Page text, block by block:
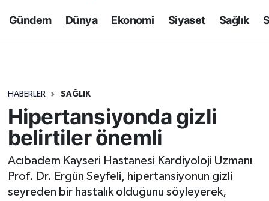
Gündem Dünya Ekonomi Siyaset Sağlık
HABERLER SAĞLIK
Hipertansiyonda gizli
belirtiler önemli
Acıbadem Kayseri Hastanesi Kardiyoloji Uzmanı
Prof. Dr. Ergün Seyfeli, hipertansiyonun gizli
seyreden bir hastalık olduğunu söyleyerek,
Dünya
Ekonomi
Gündem
Kültür-Sanat
Resmi İlan
Tüm Manşetler
Haber Arşivi